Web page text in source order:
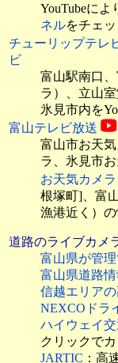
YouTubeによ
ネルをチェッ
チューリップテレ
ビ
富山駅南口
ラ）、立山
氷見市内を
富山テレビ放送
富山市お天
ラ、氷見市
お天気カメ
根塚町]、富
漁港近く）
道路のライブカメ
富山県が管
富山県道路情
信越エリア
NEXCOドラ
ハイウェイ
クリックで
JARTIC ：高